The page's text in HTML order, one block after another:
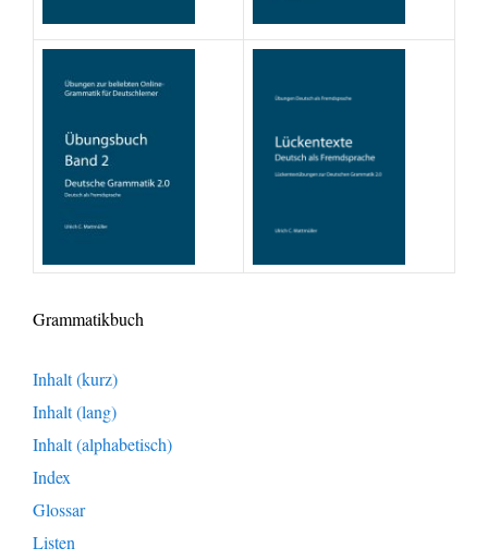
Grammatikbuch
Inhalt (kurz)
Inhalt (lang)
Inhalt (alphabetisch)
Index
Glossar
Listen